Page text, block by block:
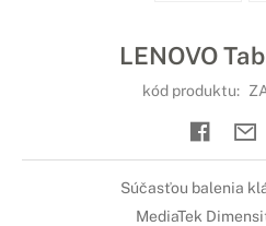
LENOVO
kód produktu:
Súčasťou balenia
MediaTek